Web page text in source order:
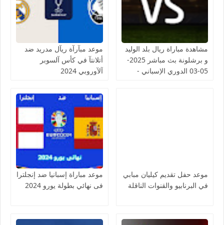
مشاهدة مباراة ريال بلد الوليد
و برشلونة بث مباشر 2025-
05-03 الدوري الإسباني -
موعد مبآرآة ريآل مدريد ضد
أتلانتآ في كأس آلسوبر
آلآوروبي 2024
موعد حفل تقديم كيليان مبابي
في البرنابيو والقنوات الناقلة
موعد مباراة إسبانيا ضد إنجلترا
فى نهائي بطولة يورو 2024